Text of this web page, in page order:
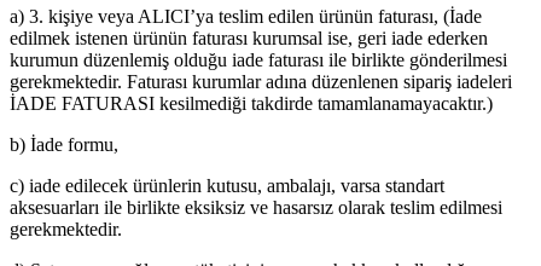
a) 3. kişiye veya ALICI’ya teslim edilen ürünün faturası, (İade
edilmek istenen ürünün faturası kurumsal ise, geri iade ederken
kurumun düzenlemiş olduğu iade faturası ile birlikte gönderilmesi
gerekmektedir. Faturası kurumlar adına düzenlenen sipariş iadeleri
İADE FATURASI kesilmediği takdirde tamamlanamayacaktır.)
b) İade formu,
c) iade edilecek ürünlerin kutusu, ambalajı, varsa standart
aksesuarları ile birlikte eksiksiz ve hasarsız olarak teslim edilmesi
gerekmektedir.